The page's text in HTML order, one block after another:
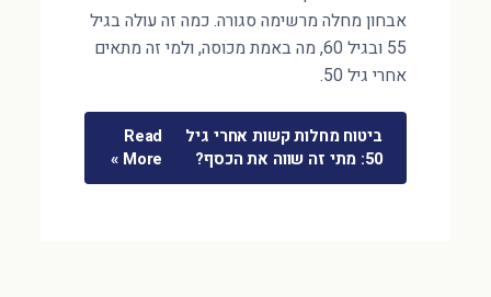
אבחון מחלה מרשימה סגורה. כמה זה עולה בגיל
55 ובגיל 60, מה באמת מכוסה, ולמי זה מתאים
אחרי גיל 50.
ביטוח מחלות קשות אחרי גיל
50: מתי זה שווה את הכסף?
Read
More »